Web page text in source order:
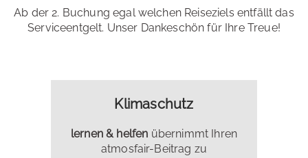
Ab der 2. Buchung egal welchen Reiseziels entfällt das
Serviceentgelt. Unser Dankeschön für Ihre Treue!
Klimaschutz
lernen & helfen übernimmt Ihren
atmosfair-Beitrag zu